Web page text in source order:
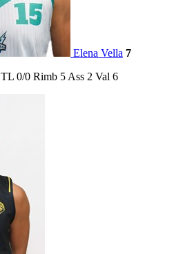
Elena Vella 7
TL 0/0 Rimb 5 Ass 2 Val 6